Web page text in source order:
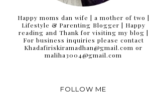
Happy moms dan wife | a mother of two |
Lifestyle & Parenting Blogger | Happy
reading and Thank for visiting my blog |
For business inquiries please contact
Khadafiriskiramadhan@gmail.com or
maliha3004@gmail.com
FOLLOW ME